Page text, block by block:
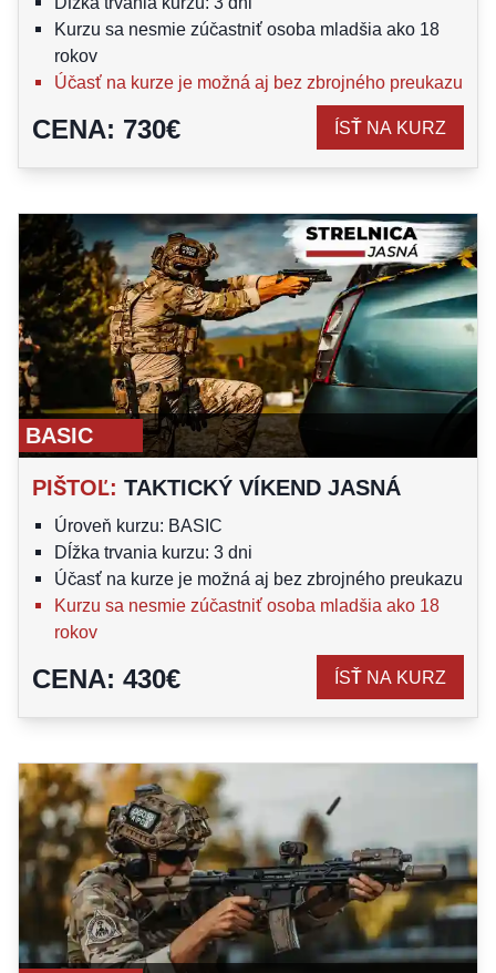
Kurzu sa nesmie zúčastniť osoba mladšia ako 18
rokov
Účasť na kurze je možná aj bez zbrojného preukazu
CENA: 730€ ÍSŤ NA KURZ
BASIC
PIŠTOĽ: TAKTICKÝ VÍKEND JASNÁ
Úroveň kurzu: BASIC
Dĺžka trvania kurzu: 3 dni
Účasť na kurze je možná aj bez zbrojného preukazu
Kurzu sa nesmie zúčastniť osoba mladšia ako 18
rokov
CENA: 430€ ÍSŤ NA KURZ